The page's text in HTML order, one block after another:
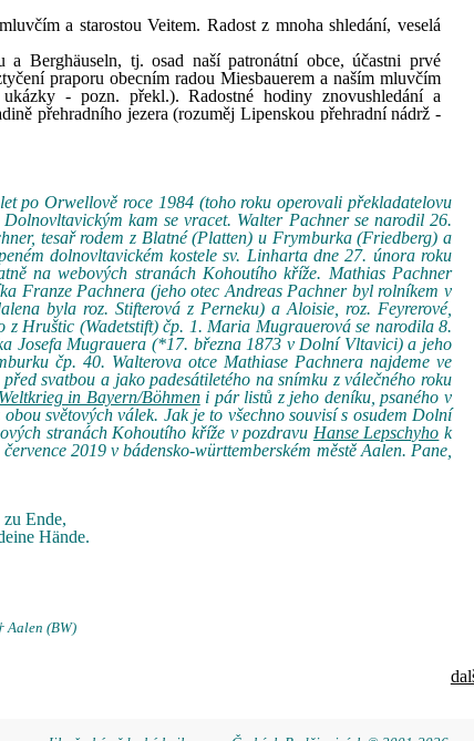
a starostou Veitem. Radost z mnoha shledání, veselá
Berghäuseln, tj. osad naší patronátní obce, účastni prvé
praporu obecním radou Miesbauerem a naším mluvčím
- pozn. překl.). Radostné hodiny znovushledání a
přehradního jezera (rozuměj Lipenskou přehradní nádrž -
po Orwellově roce 1984 (toho roku operovali překladatelovu
kam se vracet. Walter Pachner se narodil 26.
tesař rodem z Blatné (Platten) u Frymburka (Friedberg) a
dolnovltavickém kostele sv. Linharta dne 27. února roku
na webových stranách Kohoutího kříže. Mathias Pachner
Franze Pachnera (jeho otec Andreas Pachner byl rolníkem v
byla roz. Stifterová z Perneku) a Aloisie, roz. Feyrerové,
Hruštic (Wadetstift) čp. 1. Maria Mugrauerová se narodila 8.
Josefa Mugrauera (*17. března 1873 v Dolní Vltavici) a jeho
čp. 40. Walterova otce Mathiase Pachnera najdeme ve
svatbou a jako padesátiletého na snímku z válečného roku
in Bayern/Böhmeni pár listů z jeho deníku, psaného v
světových válek. Jak je to všechno souvisí s osudem Dolní
stranách Kohoutího kříže v pozdravu Hanse Lepschyho k
2019 v bádensko-württemberském městě Aalen. Pane,
Ende,
Hände.
Aalen (BW)